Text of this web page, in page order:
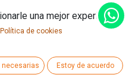
una mejor experiencia
Política de cookies
necesarias Estoy de acuerdo